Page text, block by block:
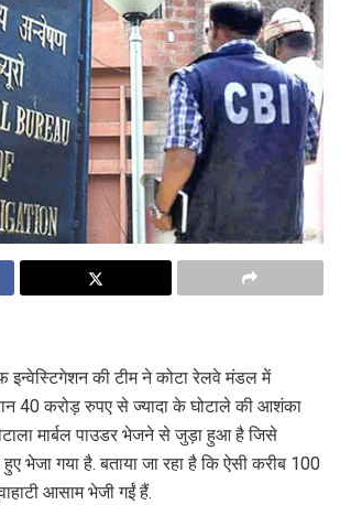
इन्वेस्टिगेशन की टीम ने कोटा रेलवे मंडल में
40 करोड़ रुपए से ज्यादा के घोटाले की आशंका
मार्बल पाउडर भेजने से जुड़ा हुआ है जिसे
भेजा गया है. बताया जा रहा है कि ऐसी करीब 100
आसाम भेजी गईं हैं.